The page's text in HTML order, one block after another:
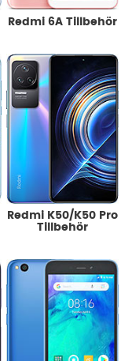
Redmi 6A Tillbehör
Redmi K50/K50 Pro
Tillbehör